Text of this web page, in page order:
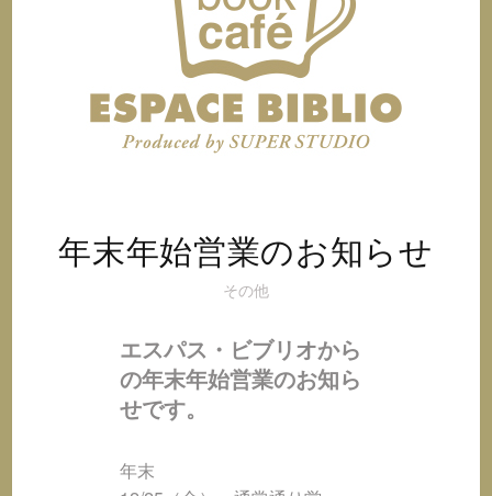
ス
タ
グ
ラ
ム
年末年始営業のお知らせ
その他
エスパス・ビブリオから
の年末年始営業のお知ら
せです。
年末